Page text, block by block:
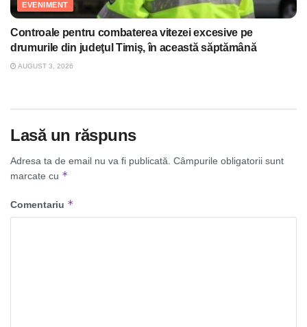
EVENIMENT
Controale pentru combaterea vitezei excesive pe
drumurile din judeţul Timiş, în această săptămână
AUGUST 3, 2026
Lasă un răspuns
Adresa ta de email nu va fi publicată. Câmpurile obligatorii sunt
marcate cu *
Comentariu *